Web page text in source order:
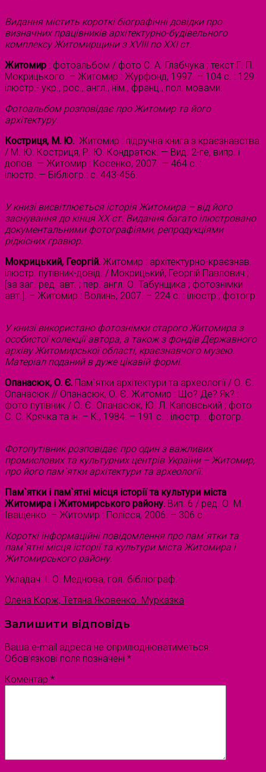
Видання містить короткі біографічні довідки про
визначних працівників архітектурно-будівельного
комплексу Житомирщини з XVIII по XXI ст.
Житомир : фотоальбом / фото С. А. Глабчука ; текст Г. П.
Мокрицького. – Житомир : Журфонд, 1997. – 104 с. : 129
ілюстр.- укр., рос., англ., нім., франц., пол. мовами.
Фотоальбом розповідає про Житомир та його
архітектуру.
Костриця, М. Ю. Житомир : підручна книга з краєзнавства
/ М. Ю. Костриця, Р. Ю. Кондратюк. — Вид. 2-ге, випр. і
допов. — Житомир : Косенко, 2007. — 464 с. :
ілюстр. — Бібліогр.: с. 443-456.
У книзі висвітлюється історія Житомира – від його
заснування до кінця ХХ ст. Видання багато ілюстровано
документальними фотографіями, репродукціями
рідкісних гравюр.
Мокрицький, Георгій. Житомир : архітектурно-краєзнав.
ілюстр. путівник-довід. / Мокрицький, Георгій Павлович ;
[за заг. ред. авт. ; пер. англ. О. Табунщика ; фотознімки
авт.]. – Житомир : Волинь, 2007. – 224 с. : ілюстр., фотогр.
У книзі використано фотознімки старого Житомира з
особистої колекції автора, а також з фондів Державного
архіву Житомирської області, краєзнавчого музею.
Матеріал поданий в дуже цікавій формі.
Опанасюк, О. Є. Пам`ятки архітектури та археології / О. Є.
Опанасюк // Опанасюк, О. Є. Житомир : Що? Де? Як? :
фото путівник / О. Є. Опанасюк, Ю. Л. Каповський ; фото
С. С. Крячка та ін. – К., 1984. – 191 с. : ілюстр. : фотогр.
Фотопутівник розповідає про один з важливих
промислових та культурних центрів України – Житомир,
про його пам`ятки архітектури та археології.
Пам`ятки і пам`ятні місця історії та культури міста
Житомира і Житомирського району. Вип. 6 / ред. О. М.
Іващенко. – Житомир : Полісся, 2006. – 306 с.
Короткі інформаційні повідомлення про пам`ятки та
пам`ятні місця історії та культури міста Житомира і
Житомирського району.
Укладач: І. О. Меднова, гол. бібліограф.
Олена Корж, Тетяна Яковенко. Мурказка
Залишити відповідь
Ваша e-mail адреса не оприлюднюватиметься.
Обов’язкові поля позначені *
Коментар *